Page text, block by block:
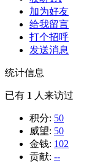
加为好友
给我留言
打个招呼
发送消息
统计信息
已有 1 人来访过
积分: 50
威望: 50
金钱: 102
贡献: --